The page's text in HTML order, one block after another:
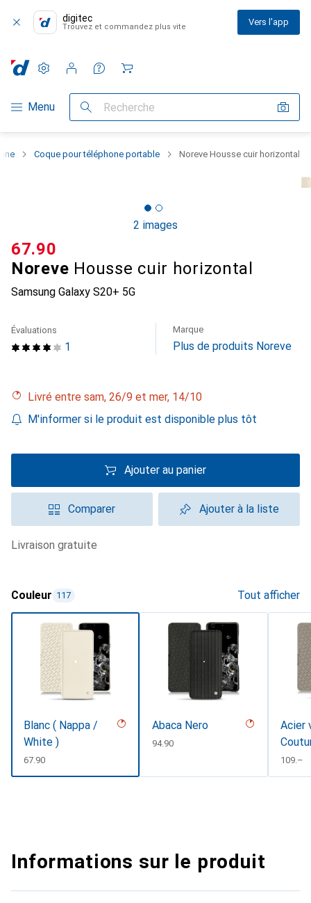
digitec
Trouvez et commandez plus vite Vers l'app
Navigation par catégorie
Menu Recherche
Paramètres
Compte client
Listes de comparaison
Listes d'envies
Panier
Coque pour téléphone portable Noreve Housse cuir horizontal
2 images
Noreve Housse cuir horizontal
Samsung Galaxy S20+ 5G
CHF
67.90
1
Évaluations Marque
Plus de produits Noreve
Livré entre sam, 26/9 et mer, 14/10
M'informer si le produit est disponible plus tôt
Ajouter au panier
Comparer Ajouter à la liste
livraison gratuite
Couleur 117 Tout afficher
Blanc ( Nappa /
White )
CHF
67.90
Abaca Nero
CHF
94.90
Acier
CHF
109.–
Informations sur le produit